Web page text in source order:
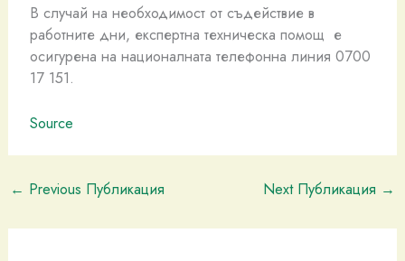
В случай на необходимост от съдействие в
работните дни, експертна техническа помощ е
осигурена на националната телефонна линия 0700
17 151.
Source
← Previous Публикация Next Публикация →